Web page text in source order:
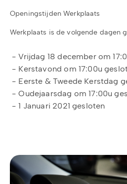
Openingstijden Werkplaats
Werkplaats is de volgende dagen
- Vrijdag 18 december om
- Kerstavond om 17:00u
- Eerste & Tweede Kerstdag
- Oudejaarsdag om 17:00u
- 1 Januari 2021 gesloten